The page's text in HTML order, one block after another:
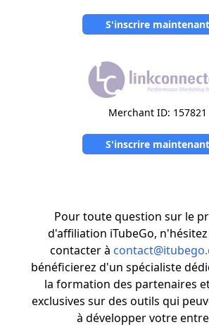
S'inscrire maintenant
Merchant ID: 157821
S'inscrire maintenant
Pour toute question sur le
d'affiliation iTubeGo,
contacter à
bénéficierez d'un spécialiste
la formation des partenaires
exclusives sur des outils qui
à développer votre